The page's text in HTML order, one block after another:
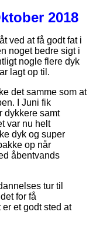
2018
ved at få godt fat i
noget bedre sigt i
nogle flere dyk
lagt op til.
det samme som at
I Juni fik
dykkere samt
var nu helt
dyk og super
op når
åbentvands
tur til
for få
et godt sted at